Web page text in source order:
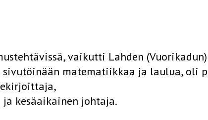
vaikutti Lahden
matematiikkaa ja laulua, oli
kesäaikainen johtaja.